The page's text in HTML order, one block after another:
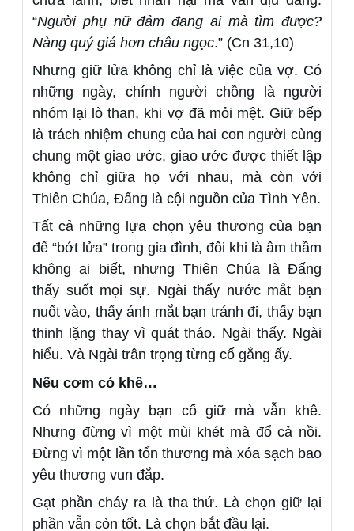
“Người phụ nữ đảm đang ai mà tìm được?
Nàng quý giá hơn châu ngọc.” (Cn 31,10)
Nhưng giữ lửa không chỉ là việc của vợ. Có
những ngày, chính người chồng là người
nhóm lại lò than, khi vợ đã mỏi mệt. Giữ bếp
là trách nhiệm chung của hai con người cùng
chung một giao ước, giao ước được thiết lập
không chỉ giữa họ với nhau, mà còn với
Thiên Chúa, Đấng là cội nguồn của Tình Yên.
Tất cả những lựa chọn yêu thương của bạn
để “bớt lửa” trong gia đình, đôi khi là âm thầm
không ai biết, nhưng Thiên Chúa là Đấng
thấy suốt mọi sự. Ngài thấy nước mắt bạn
nuốt vào, thấy ánh mắt bạn tránh đi, thấy bạn
thinh lặng thay vì quát tháo. Ngài thấy. Ngài
hiểu. Và Ngài trân trọng từng cố gắng ấy.
Nếu cơm có khê…
Có những ngày bạn cố giữ mà vẫn khê.
Nhưng đừng vì một mùi khét mà đổ cả nồi.
Đừng vì một lần tổn thương mà xóa sạch bao
yêu thương vun đắp.
Gạt phần cháy ra là tha thứ. Là chọn giữ lại
phần vẫn còn tốt. Là chọn bắt đầu lại.